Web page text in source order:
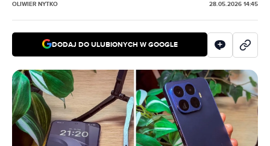
OLIWIER NYTKO 28.05.2026 14:45
DODAJ DO ULUBIONYCH W GOOGLE